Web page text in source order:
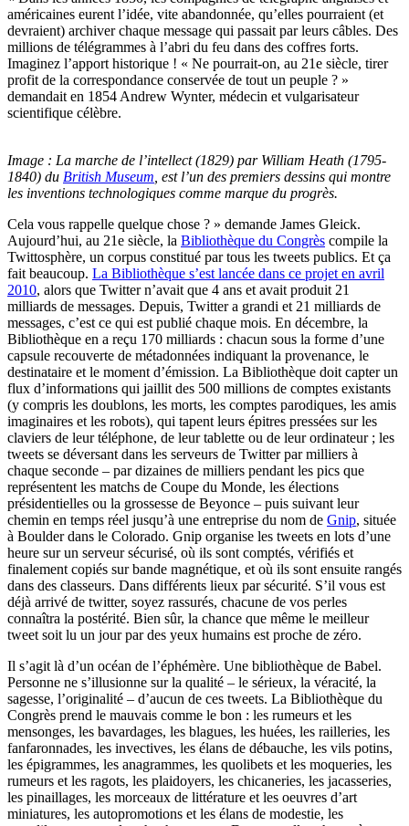
américaines eurent l’idée, vite abandonnée, qu’elles pourraient (et
devraient) archiver chaque message qui passait par leurs câbles. Des
millions de télégrammes à l’abri du feu dans des coffres forts.
Imaginez l’apport historique ! « Ne pourrait-on, au 21e siècle, tirer
profit de la correspondance conservée de tout un peuple ? »
demandait en 1854 Andrew Wynter, médecin et vulgarisateur
scientifique célèbre.
Image : La marche de l’intellect (1829) par William Heath (1795-
1840) du British Museum , est l’un des premiers dessins qui montre
les inventions technologiques comme marque du progrès.
Cela vous rappelle quelque chose ? » demande James Gleick.
Aujourd’hui, au 21e siècle, la Bibliothèque du Congrès compile la
Twittosphère, un corpus constitué par tous les tweets publics. Et ça
fait beaucoup. La Bibliothèque s’est lancée dans ce projet en avril
2010, alors que Twitter n’avait que 4 ans et avait produit 21
milliards de messages. Depuis, Twitter a grandi et 21 milliards de
messages, c’est ce qui est publié chaque mois. En décembre, la
Bibliothèque en a reçu 170 milliards : chacun sous la forme d’une
capsule recouverte de métadonnées indiquant la provenance, le
destinataire et le moment d’émission. La Bibliothèque doit capter un
flux d’informations qui jaillit des 500 millions de comptes existants
(y compris les doublons, les morts, les comptes parodiques, les amis
imaginaires et les robots), qui tapent leurs épitres pressées sur les
claviers de leur téléphone, de leur tablette ou de leur ordinateur ; les
tweets se déversant dans les serveurs de Twitter par milliers à
chaque seconde – par dizaines de milliers pendant les pics que
représentent les matchs de Coupe du Monde, les élections
présidentielles ou la grossesse de Beyonce – puis suivant leur
chemin en temps réel jusqu’à une entreprise du nom de Gnip, située
à Boulder dans le Colorado. Gnip organise les tweets en lots d’une
heure sur un serveur sécurisé, où ils sont comptés, vérifiés et
finalement copiés sur bande magnétique, et où ils sont ensuite rangés
dans des classeurs. Dans différents lieux par sécurité. S’il vous est
déjà arrivé de twitter, soyez rassurés, chacune de vos perles
connaîtra la postérité. Bien sûr, la chance que même le meilleur
tweet soit lu un jour par des yeux humains est proche de zéro.
Il s’agit là d’un océan de l’éphémère. Une bibliothèque de Babel.
Personne ne s’illusionne sur la qualité – le sérieux, la véracité, la
sagesse, l’originalité – d’aucun de ces tweets. La Bibliothèque du
Congrès prend le mauvais comme le bon : les rumeurs et les
mensonges, les bavardages, les blagues, les huées, les railleries, les
fanfaronnades, les invectives, les élans de débauche, les vils potins,
les épigrammes, les anagrammes, les quolibets et les moqueries, les
rumeurs et les ragots, les plaidoyers, les chicaneries, les jacasseries,
les pinaillages, les morceaux de littérature et les oeuvres d’art
miniatures, les autopromotions et les élans de modestie, les